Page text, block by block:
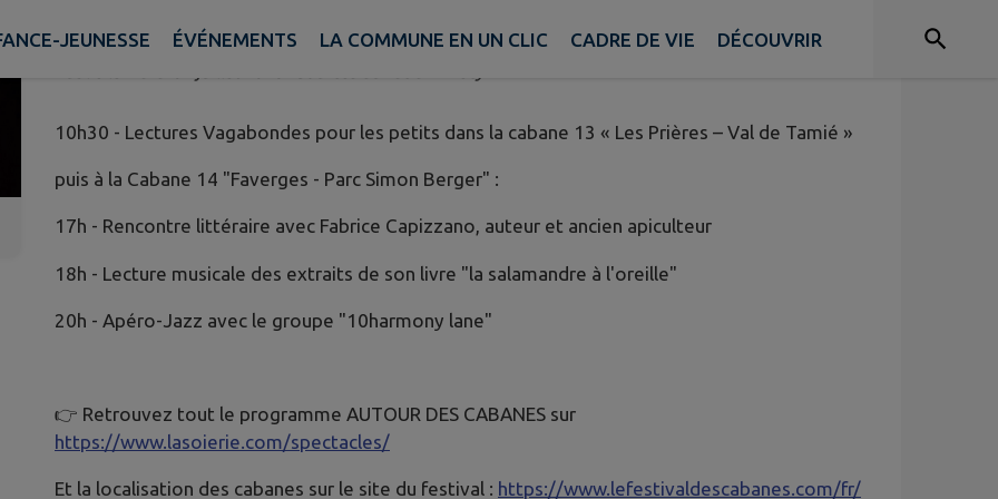
JEUNESSE ÉVÉNEMENTS LA COMMUNE EN UN CLIC CADRE DE VIE DÉCOUVRIR
LITTÉRAIRE ET MUSICALE DEMAIN MERCREDI 8 JUILLET !
10h30 - Lectures Vagabondes pour les petits dans la cabane 13 « Les Prières – Val de Tamié »
puis à la Cabane 14 "Faverges - Parc Simon Berger" :
17h - Rencontre littéraire avec Fabrice Capizzano, auteur et ancien apiculteur
18h - Lecture musicale des extraits de son livre "la salamandre à l'oreille"
20h - Apéro-Jazz avec le groupe "10harmony lane"
👉 Retrouvez tout le programme AUTOUR DES CABANES sur
https://www.lasoierie.com/spectacles/
Et la localisation des cabanes sur le site du festival : https://www.lefestivaldescabanes.com/fr/